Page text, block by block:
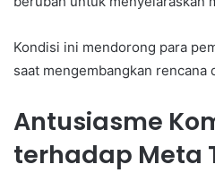
Kondisi ini mendorong para
saat mengembangkan rencana
Antusiasme
terhadap Meta